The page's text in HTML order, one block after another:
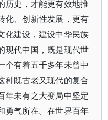
历史，才能更有效地推
化、创新性发展，更有
化建设，建设中华民族
现代中国，既是现代世
个有着五千多年未曾中
种既古老又现代的复合
年未有之大变局中坚定
勇气所在。在世界百年